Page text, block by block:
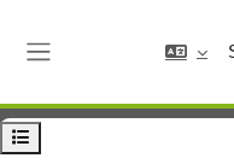
Kursindex öffnen